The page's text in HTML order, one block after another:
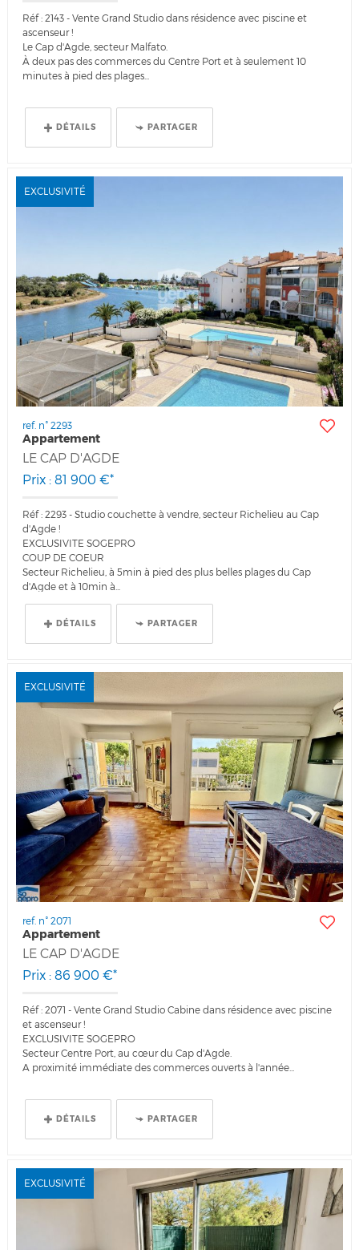
Réf : 2143 - Vente Grand Studio dans résidence avec piscine et
ascenseur !
Le Cap d'Agde, secteur Malfato.
À deux pas des commerces du Centre Port et à seulement 10
minutes à pied des plages...
DÉTAILS PARTAGER
EXCLUSIVITÉ
ref. n° 2293
Appartement
LE CAP D'AGDE
Prix : 81 900 €*
Réf : 2293 - Studio couchette à vendre, secteur Richelieu au Cap
d'Agde !
EXCLUSIVITE SOGEPRO
COUP DE COEUR
Secteur Richelieu, à 5min à pied des plus belles plages du Cap
d'Agde et à 10min à...
DÉTAILS PARTAGER
EXCLUSIVITÉ
ref. n° 2071
Appartement
LE CAP D'AGDE
Prix : 86 900 €*
Réf : 2071 - Vente Grand Studio Cabine dans résidence avec piscine
et ascenseur !
EXCLUSIVITE SOGEPRO
Secteur Centre Port, au cœur du Cap d'Agde.
A proximité immédiate des commerces ouverts à l'année...
DÉTAILS PARTAGER
EXCLUSIVITÉ